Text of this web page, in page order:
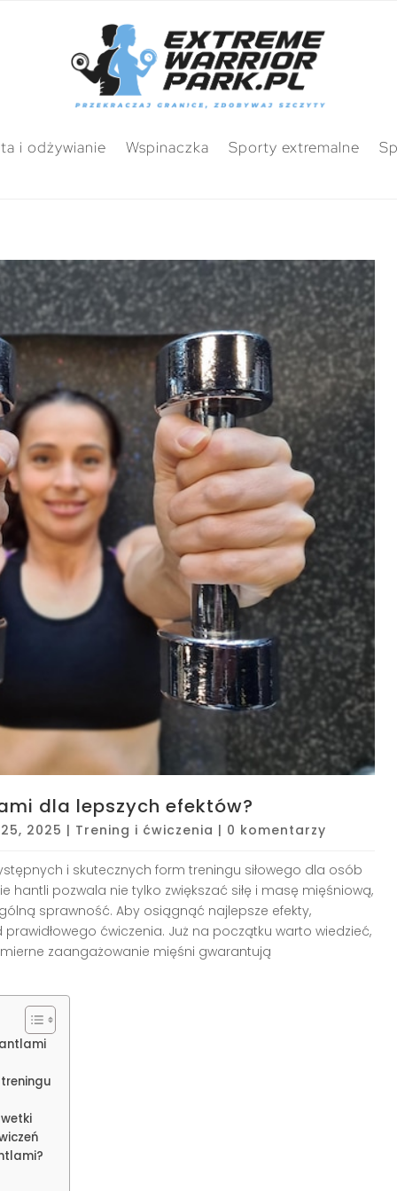
i odżywianie Wspinaczka Sporty extremalne
dla lepszych efektów?
2025 | Trening i ćwiczenia | 0 komentarzy
i skutecznych form treningu siłowego dla osób
pozwala nie tylko zwiększać siłę i masę mięśniową,
sprawność. Aby osiągnąć najlepsze efekty,
ćwiczenia. Już na początku warto wiedzieć,
zaangażowanie mięśni gwarantują